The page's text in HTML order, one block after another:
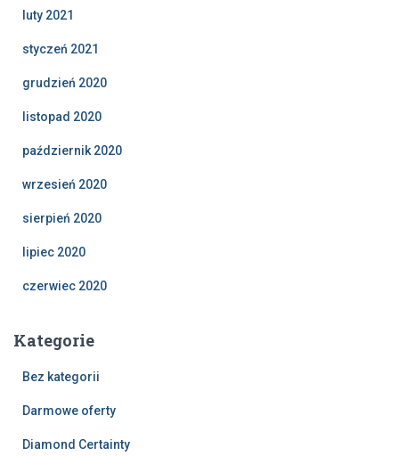
luty 2021
styczeń 2021
grudzień 2020
listopad 2020
październik 2020
wrzesień 2020
sierpień 2020
lipiec 2020
czerwiec 2020
Kategorie
Bez kategorii
Darmowe oferty
Diamond Certainty